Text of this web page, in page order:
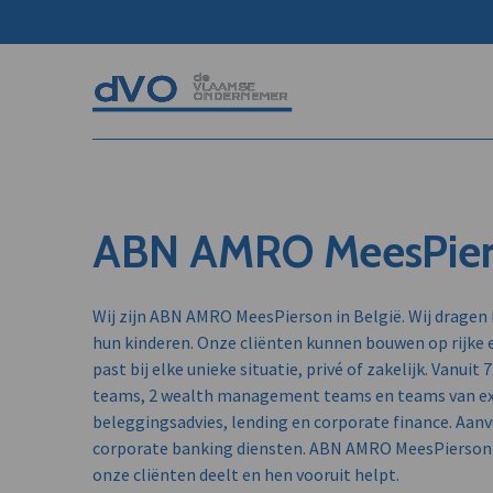
ABN AMRO
Wij zijn ABN AMRO MeesPierson in België. Wij
hun kinderen. Onze cliënten kunnen bouwen op
past bij elke unieke situatie, privé of zakelijk.
teams, 2 wealth management teams en teams van
beleggingsadvies, lending en corporate finance.
corporate banking diensten. ABN AMRO
onze cliënten deelt en hen vooruit helpt.